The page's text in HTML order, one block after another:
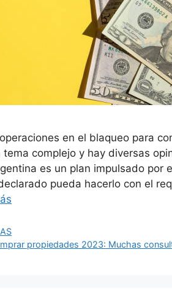
en el blaqueo para
complejo y hay diversas
es un plan impulsado por
pueda hacerlo con el
propiedades 2023: Muchas